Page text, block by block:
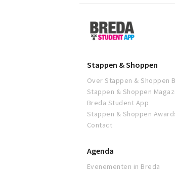
Breda
Student
App
Stappen & Shoppen
Over Stappen & Shoppen
Stappen & Shoppen
Breda Student App
Stappen & Shoppen
Contact
Agenda
Evenementen in Breda